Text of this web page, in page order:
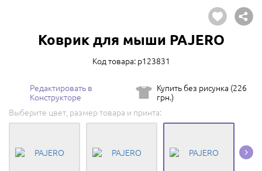
Коврик для мыши PAJERO
Код товара: p123831
Редактировать в
Конструкторе
Купить без рисунка (226
грн.)
Выберите цвет, размер товара и принта: